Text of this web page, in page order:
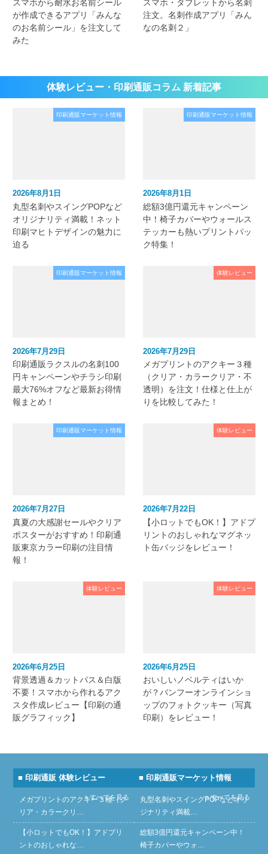
スマホから耐水お名前シール
が作成できるアプリ「みんな
のお名前シール」を注文して
みた
スマホ・タブレットから名刺
注文。名刺作成アプリ「みん
なの名刺２」
体験レビュー・印刷通販コラム 新着記事
印刷通販マーケット情報
2026年8月1日
丸型名刺やスイングPOPなど
オリジナリティ満載！ネット
印刷マヒトデザインの魅力に
迫る
印刷通販マーケット情報
2026年8月1日
総額3億円還元キャンペーン
中！椅子カバーやウォールス
テッカーも熱いプリントパッ
ク特集！
印刷通販マーケット情報
2026年7月29日
印刷通販ラクスルの名刺100
円キャンペーンやチラシ印刷
最大76%オフなど最新お得情
報まとめ！
体験レビュー
2026年7月29日
メガプリントのアクキー３種
（クリア・カラークリア・不
透明）を注文！仕様と仕上が
りを比較してみた！
印刷通販マーケット情報
2026年7月27日
真夏の大感謝セールやクリア
ポスターがおすすめ！印刷通
販東京カラー印刷の注目情
報！
体験レビュー
2026年7月22日
【小ロットでもOK！】アドプ
リントのおしゃれなマグネッ
ト缶バッジをレビュー！
体験レビュー
2026年6月25日
背景透過＆カットパス＆白版
不要！スマホから作れるアク
スタ作成レビュー【印刷の通
販グラフィック】
体験レビュー
2026年6月25日
おいしいノベルティはいか
が？バンフーオンラインショ
ップのフォトクッキー（写真
印刷）をレビュー！
■ 印刷通販 体験レビュー
» すべてを見る
メガプリントのアクキー３種（ク
リア・カラークリ…
【小ロットでもOK！】アドプリ
ントのおしゃれな…
■ 印刷通販マーケット情報
» すべてを見る
丸型名刺やスイングPOPなどオリ
ジナリティ満載…
総額3億円還元キャンペーン中！
椅子カバーやウォ…